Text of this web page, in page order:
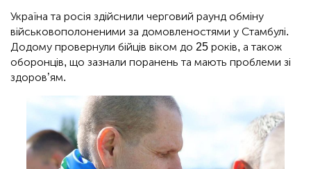
Україна та росія здійснили черговий раунд обміну
військовополоненими за домовленостями у Стамбулі.
Додому провернули бійців віком до 25 років, а також
оборонців, що зазнали поранень та мають проблеми зі
здоров’ям.